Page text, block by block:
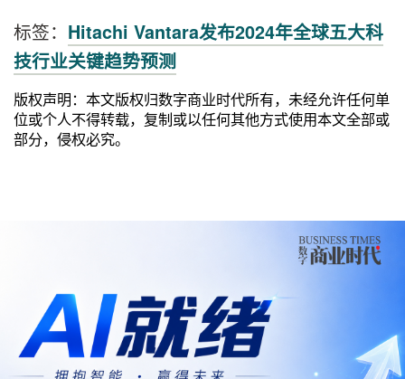
标签： Hitachi Vantara发布2024年全球五大科
技行业关键趋势预测
版权声明：本文版权归数字商业时代所有，未经允许任何单
位或个人不得转载，复制或以任何其他方式使用本文全部或
部分，侵权必究。